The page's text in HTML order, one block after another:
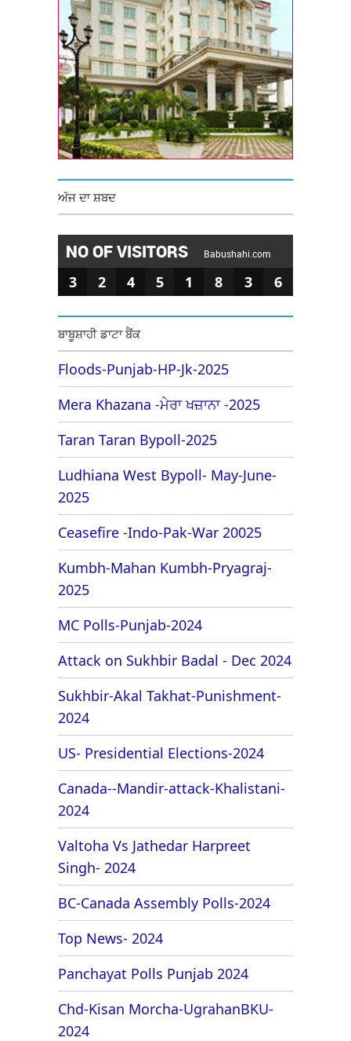
ਅੱਜ ਦਾ ਸ਼ਬਦ
NO OF VISITORS Babushahi.com
3 2 4 5 1 8 3 6
ਬਾਬੂਸ਼ਾਹੀ ਡਾਟਾ ਬੈਂਕ
Floods-Punjab-HP-Jk-2025
Mera Khazana -ਮੇਰਾ ਖਜ਼ਾਨਾ -2025
Taran Taran Bypoll-2025
Ludhiana West Bypoll- May-June-
2025
Ceasefire -Indo-Pak-War 20025
Kumbh-Mahan Kumbh-Pryagraj-
2025
MC Polls-Punjab-2024
Attack on Sukhbir Badal - Dec 2024
Sukhbir-Akal Takhat-Punishment-
2024
US- Presidential Elections-2024
Canada--Mandir-attack-Khalistani-
2024
Valtoha Vs Jathedar Harpreet
Singh- 2024
BC-Canada Assembly Polls-2024
Top News- 2024
Panchayat Polls Punjab 2024
Chd-Kisan Morcha-UgrahanBKU-
2024